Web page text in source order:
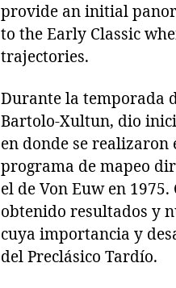
provide an initial
to the Early Classic
trajectories.
Durante la temporada
Bartolo-Xultun, dio
en donde se
programa de mapeo
el de Von Euw en
obtenido resultados y
cuya importancia y
del Preclásico Tardío.